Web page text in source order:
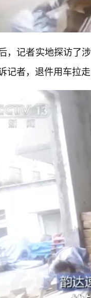
，记者实地探访了
记者，退件用车拉